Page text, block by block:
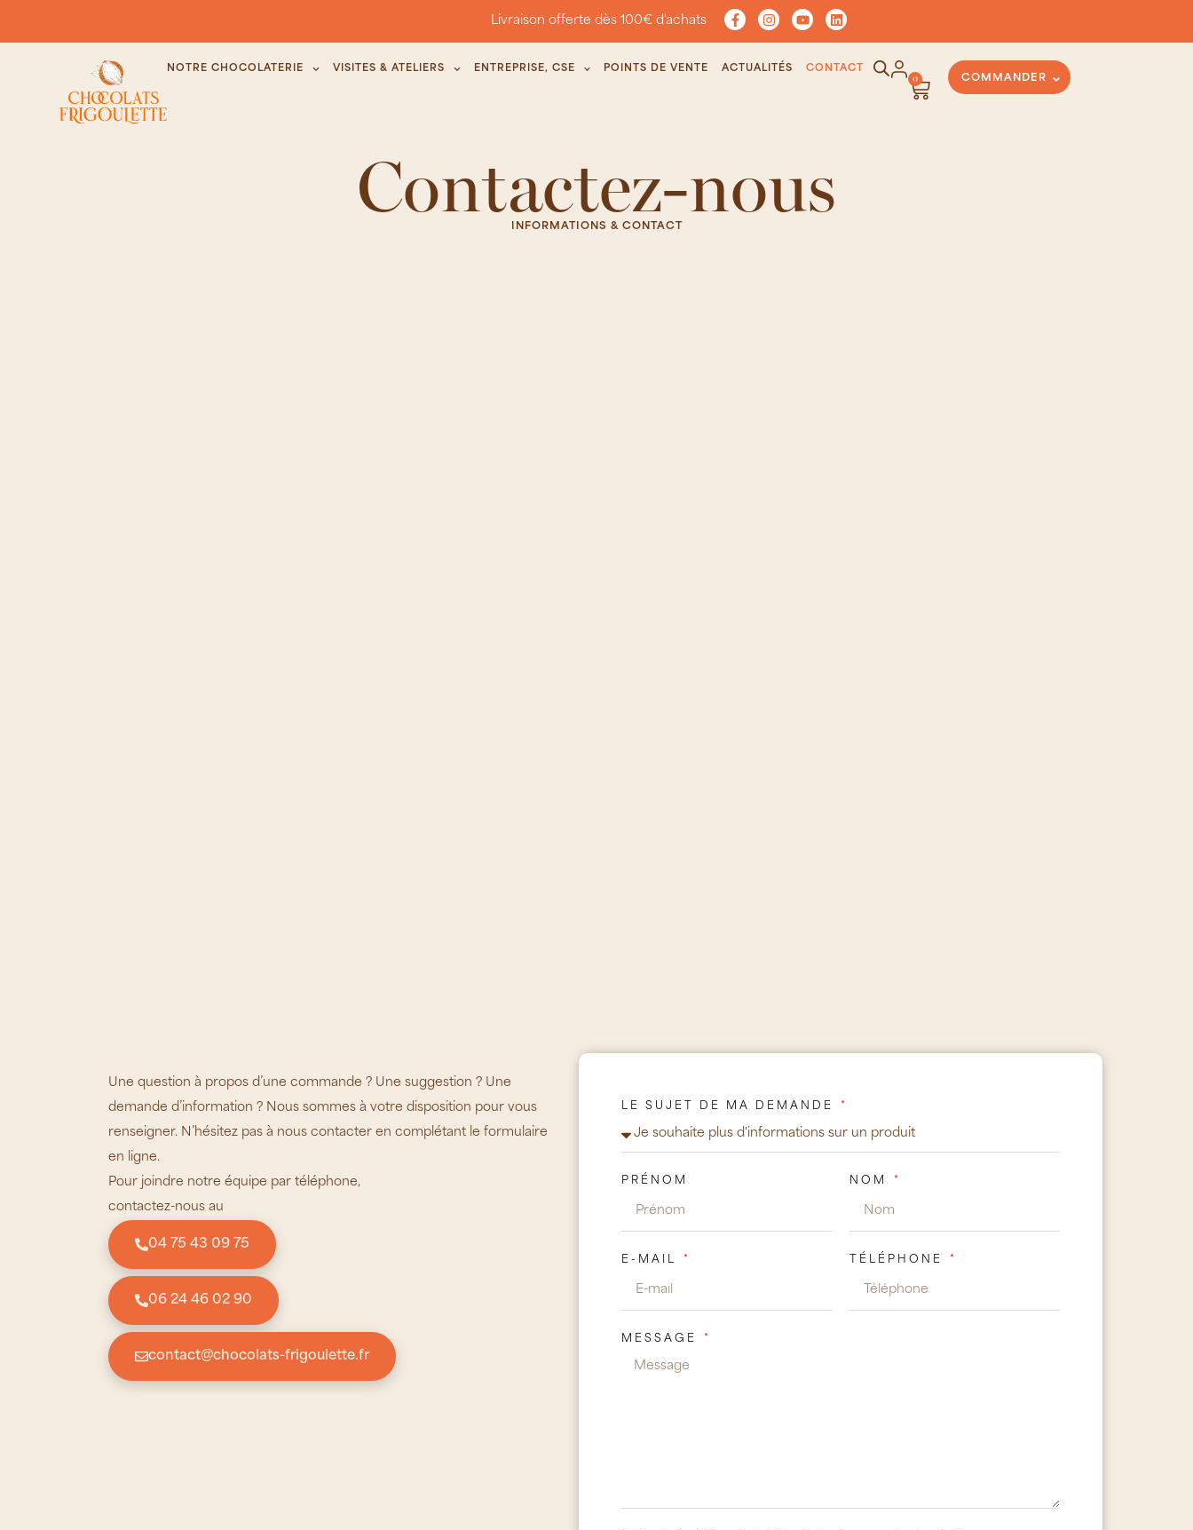
Livraison offerte dès 100€ d'achats
NOTRE CHOCOLATERIE VISITES & ATELIERS ENTREPRISE, CSE POINTS DE VENTE ACTUALITÉS CONTACT
0 COMMANDER
Contactez-nous
INFORMATIONS & CONTACT
Une question à propos d’une commande ? Une suggestion ? Une
demande d’information ? Nous sommes à votre disposition pour vous
renseigner. N’hésitez pas à nous contacter en complétant le formulaire
en ligne.
Pour joindre notre équipe par téléphone,
contactez-nous au
04 75 43 09 75
06 24 46 02 90
contact@chocolats-frigoulette.fr
LE SUJET DE MA DEMANDE
PRÉNOM NOM
E-MAIL TÉLÉPHONE
MESSAGE